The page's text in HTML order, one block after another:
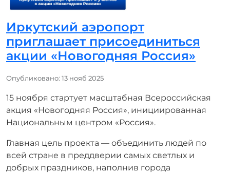
Иркутский аэропорт
приглашает присоединиться
акции «Новогодняя Россия»
Информация о материале
Опубликовано: 13 нояб 2025
15 ноября стартует масштабная Всероссийская
акция «Новогодняя Россия», инициированная
Национальным центром «Россия».
Главная цель проекта — объединить людей по
всей стране в преддверии самых светлых и
добрых праздников, наполнив города